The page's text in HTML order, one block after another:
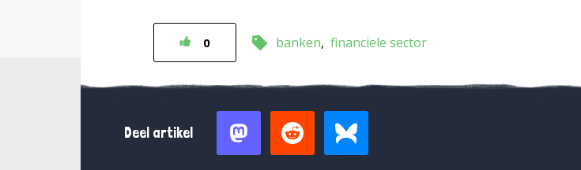
0 banken financiele sector
Deel artikel